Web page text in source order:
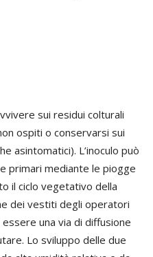
sui residui colturali
ospiti o conservarsi sui
asintomatici). L’inoculo può
primari mediante le piogge
il ciclo vegetativo della
dei vestiti degli operatori
una via di diffusione
Lo sviluppo delle due